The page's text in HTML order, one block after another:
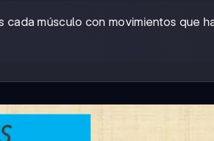
músculo con movimientos que